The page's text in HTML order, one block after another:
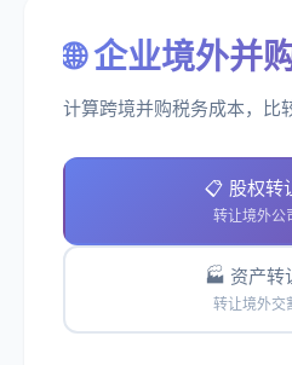
🌐 企业境外并
计算跨境并购税务成本，比
📋 股权转
转让境外公
🏭 资产转
转让境外交